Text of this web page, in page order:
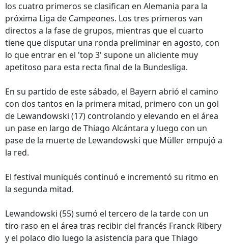
los cuatro primeros se clasifican en Alemania para la
próxima Liga de Campeones. Los tres primeros van
directos a la fase de grupos, mientras que el cuarto
tiene que disputar una ronda preliminar en agosto, con
lo que entrar en el 'top 3' supone un aliciente muy
apetitoso para esta recta final de la Bundesliga.
En su partido de este sábado, el Bayern abrió el camino
con dos tantos en la primera mitad, primero con un gol
de Lewandowski (17) controlando y elevando en el área
un pase en largo de Thiago Alcántara y luego con un
pase de la muerte de Lewandowski que Müller empujó a
la red.
El festival muniqués continuó e incrementó su ritmo en
la segunda mitad.
Lewandowski (55) sumó el tercero de la tarde con un
tiro raso en el área tras recibir del francés Franck Ribery
y el polaco dio luego la asistencia para que Thiago